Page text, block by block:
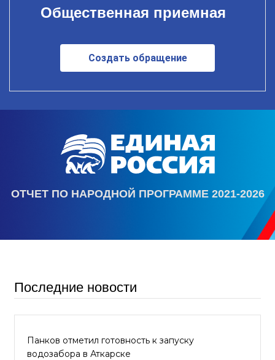
Общественная приемная
Создать обращение
ОТЧЕТ ПО НАРОДНОЙ ПРОГРАММЕ 2021-2026
Последние новости
Панков отметил готовность к запуску
водозабора в Аткарске